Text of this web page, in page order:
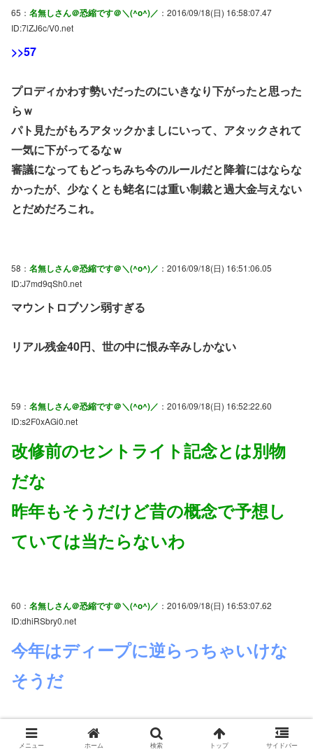
65： 名無しさん＠恐縮です＠＼(^o^)／ ：2016/09/18(日) 16:58:07.47
ID:7lZJ6c/V0.net
>>57
プロディかわす勢いだったのにいきなり下がったと思った
らｗ
パト見たがもろアタックかましにいって、アタックされて
一気に下がってるなｗ
審議になってもどっちみち今のルールだと降着にはならな
かったが、少なくとも蛯名には重い制裁と過大金与えない
とだめだろこれ。
58： 名無しさん＠恐縮です＠＼(^o^)／ ：2016/09/18(日) 16:51:06.05
ID:J7md9qSh0.net
マウントロブソン弱すぎる
リアル残金40円、世の中に恨み辛みしかない
59： 名無しさん＠恐縮です＠＼(^o^)／ ：2016/09/18(日) 16:52:22.60
ID:s2F0xAGi0.net
改修前のセントライト記念とは別物
だな
昨年もそうだけど昔の概念で予想し
ていては当たらないわ
60： 名無しさん＠恐縮です＠＼(^o^)／ ：2016/09/18(日) 16:53:07.62
ID:dhiRSbry0.net
今年はディープに逆らっちゃいけな
そうだ
62：名無しさん＠恐縮です＠＼(^o^)／：2016/09/18(日) 16:53:35.41
メニュー ホーム 検索 トップ サイドバー